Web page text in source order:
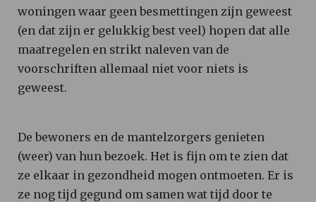
woningen waar geen besmettingen zijn geweest
(en dat zijn er gelukkig best veel) hopen dat alle
maatregelen en strikt naleven van de
voorschriften allemaal niet voor niets is
geweest.
De bewoners en de mantelzorgers genieten
(weer) van hun bezoek. Het is fijn om te zien dat
ze elkaar in gezondheid mogen ontmoeten. Er is
ze nog tijd gegund om samen wat tijd door te